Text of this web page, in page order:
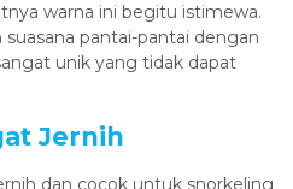
warna ini begitu istimewa.
pantai-pantai dengan
unik yang tidak dapat
Jernih
dan cocok untuk snorkeling